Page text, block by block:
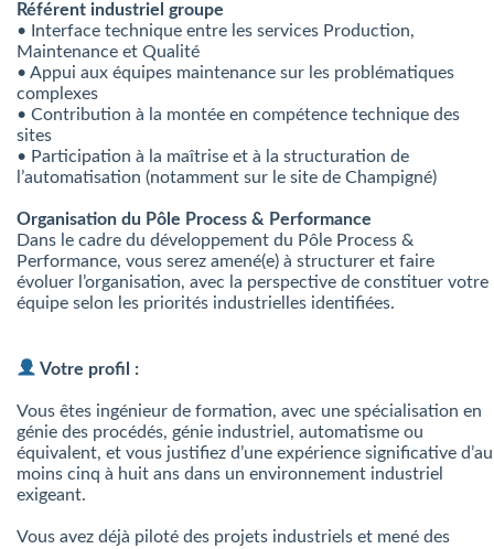
Référent industriel groupe
• Interface technique entre les services Production,
Maintenance et Qualité
• Appui aux équipes maintenance sur les problématiques
complexes
• Contribution à la montée en compétence technique des
sites
• Participation à la maîtrise et à la structuration de
l’automatisation (notamment sur le site de Champigné)
Organisation du Pôle Process & Performance
Dans le cadre du développement du Pôle Process &
Performance, vous serez amené(e) à structurer et faire
évoluer l’organisation, avec la perspective de constituer votre
équipe selon les priorités industrielles identifiées.
Votre profil :
Vous êtes ingénieur de formation, avec une spécialisation en
génie des procédés, génie industriel, automatisme ou
équivalent, et vous justifiez d’une expérience significative d’au
moins cinq à huit ans dans un environnement industriel
exigeant.
Vous avez déjà piloté des projets industriels et mené des